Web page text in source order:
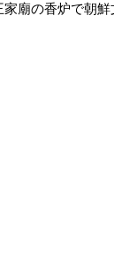
廟の香炉で朝